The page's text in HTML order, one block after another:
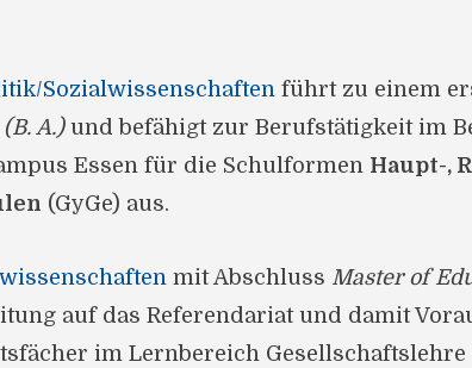
Sozialwissenschaften führt zu einem
A.)und befähigt zur Berufstätigkeit im
Essen für die Schulformen Haupt-,
(GyGe) aus.
mit Abschluss Master of
auf das Referendariat und damit
im Lernbereich